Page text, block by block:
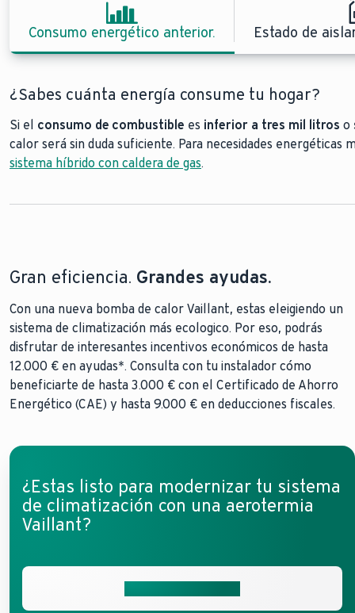
Consumo energético anterior. Estado de
¿Sabes cuánta energía consume tu hogar?
Si el consumo de combustible es inferior a tres mil litros o
calor será sin duda suficiente. Para necesidades energéticas
sistema híbrido con caldera de gas.
las ventanas y las puertas
Las bombas de calor funcionan mejor con sistemas de
exclusive ES combinar
las bombas de calor
exterior se fuera de la vivienda
la estación
geotérmicas
agua-agua
instalan en la casa
instalación de una bomba de calor
Gran eficiencia. Grandes ayudas.
Con una nueva bomba de calor Vaillant, estas eleigiendo un
sistema de climatización más ecologico. Por eso, podrás
disfrutar de interesantes incentivos económicos de hasta
12.000 € en ayudas*. Consulta con tu instalador cómo
beneficiarte de hasta 3.000 € con el Certificado de Ahorro
Energético (CAE) y hasta 9.000 € en deducciones fiscales.
¿Estas listo para modernizar tu sistema
de climatización con una aerotermia
Vaillant?